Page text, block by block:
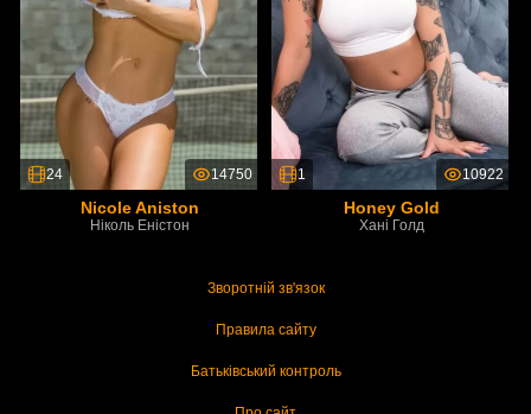
24 14750
Nicole Aniston
Ніколь Еністон
1 10922
Honey Gold
Хані Голд
Зворотній зв'язок
Правила сайту
Батьківський контроль